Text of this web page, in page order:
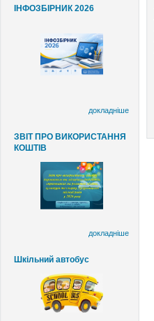
ІНФОЗБІРНИК 2026
докладніше
ЗВІТ ПРО ВИКОРИСТАННЯ
КОШТІВ
докладніше
Шкільний автобус